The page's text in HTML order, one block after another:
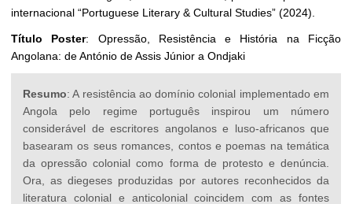
internacional “Portuguese Literary & Cultural Studies” (2024).
Título Poster: Opressão, Resistência e História na Ficção
Angolana: de António de Assis Júnior a Ondjaki
Resumo: A resistência ao domínio colonial implementado em
Angola pelo regime português inspirou um número
considerável de escritores angolanos e luso-africanos que
basearam os seus romances, contos e poemas na temática
da opressão colonial como forma de protesto e denúncia.
Ora, as diegeses produzidas por autores reconhecidos da
literatura colonial e anticolonial coincidem com as fontes